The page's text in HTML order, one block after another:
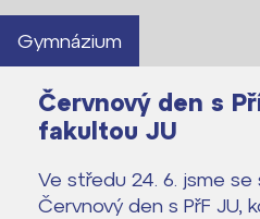
Gymnázium
Červnový den s
fakultou JU
Ve středu 24. 6. jsme se
Červnový den s PřF JU,
Lidé často hledají